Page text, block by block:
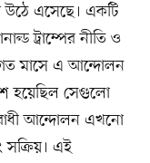
উঠে এসেছে। একটি
ট্রাম্পের নীতি ও
গত মাসে এ আন্দোলন
হয়েছিল সেগুলো
আন্দোলন এখনো
এই